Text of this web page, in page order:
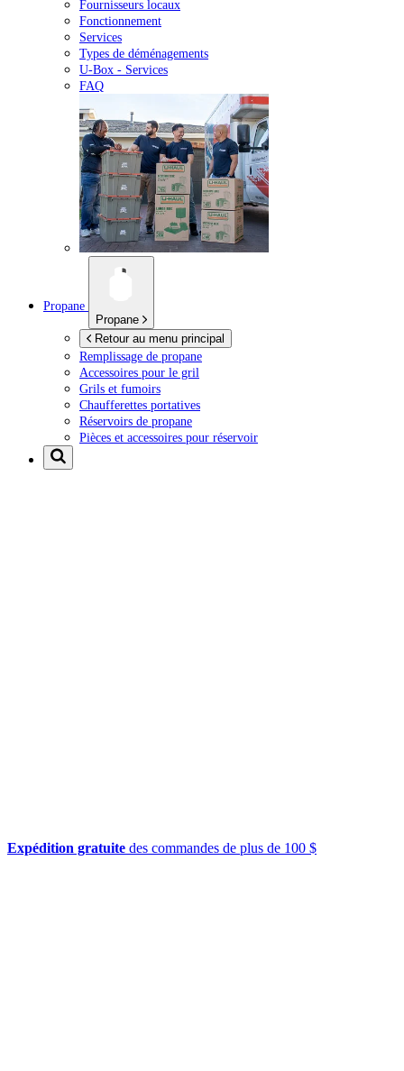
Fournisseurs locaux
Fonctionnement
Services
Types de déménagements
U-Box - Services
FAQ
Propane
Propane
Retour au menu principal
Remplissage de propane
Accessoires pour le gril
Grils et fumoirs
Chaufferettes portatives
Réservoirs de propane
Pièces et accessoires pour réservoir
Expédition gratuite des commandes de plus de 100 $